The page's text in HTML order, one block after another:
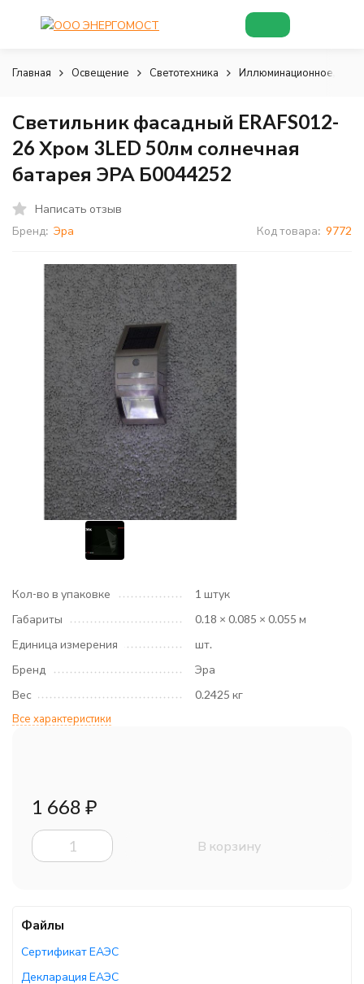
Главная Освещение Светотехника Иллюминационное,
Светильник фасадный ERAFS012-
26 Хром 3LED 50лм солнечная
батарея ЭРА Б0044252
Написать отзыв
Бренд: Эра Код товара: 9772
Кол-во в упаковке
1 штук
Габариты
0.18 × 0.085 × 0.055 м
Единица измерения
шт.
Бренд
Эра
Вес
0.2425 кг
Все характеристики
1 668 ₽
В корзину
Файлы
Сертификат ЕАЭС
Декларация ЕАЭС